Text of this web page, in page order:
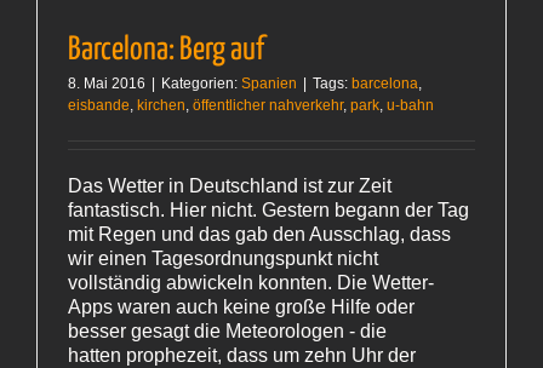
Barcelona: Berg auf
8. Mai 2016 Kategorien: Spanien Tags: barcelona,
eisbande, kirchen, öffentlicher nahverkehr, park, u-bahn
Das Wetter in Deutschland ist zur Zeit
fantastisch. Hier nicht. Gestern begann der Tag
mit Regen und das gab den Ausschlag, dass
wir einen Tagesordnungspunkt nicht
vollständig abwickeln konnten. Die Wetter-
Apps waren auch keine große Hilfe oder
besser gesagt die Meteorologen - die
hatten prophezeit, dass um zehn Uhr der